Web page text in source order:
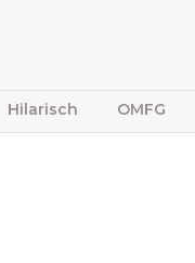
Hilarisch OMFG